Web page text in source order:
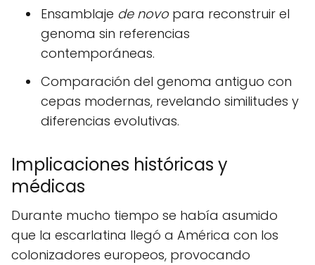
Ensamblaje de novo para reconstruir el
genoma sin referencias
contemporáneas.
Comparación del genoma antiguo con
cepas modernas, revelando similitudes y
diferencias evolutivas.
Implicaciones históricas y
médicas
Durante mucho tiempo se había asumido
que la escarlatina llegó a América con los
colonizadores europeos, provocando